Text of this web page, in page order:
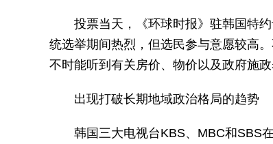
投票当天，《环球时报》驻韩国特
统选举期间热烈，但选民参与意愿较高
不时能听到有关房价、物价以及政府施政
出现打破长期地域政治格局的趋势
韩国三大电视台KBS、MBC和SBS